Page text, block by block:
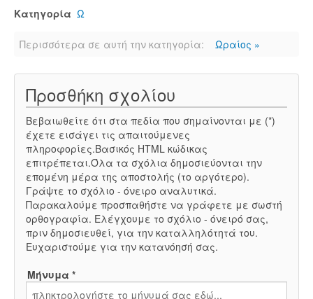
Κατηγορία Ω
Περισσότερα σε αυτή την κατηγορία: Ωραίος »
Προσθήκη σχολίου
Βεβαιωθείτε ότι στα πεδία που σημαίνονται με (*)
έχετε εισάγει τις απαιτούμενες
πληροφορίες.Βασικός HTML κώδικας
επιτρέπεται.Όλα τα σχόλια δημοσιεύονται την
επομένη μέρα της αποστολής (το αργότερο).
Γράψτε το σχόλιο - όνειρο αναλυτικά.
Παρακαλούμε προσπαθήστε να γράφετε με σωστή
ορθογραφία. Ελέγχουμε το σχόλιο - όνειρό σας,
πριν δημοσιευθεί, για την καταλληλότητά του.
Ευχαριστούμε για την κατανόησή σας.
Μήνυμα *